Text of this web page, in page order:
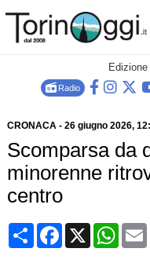
Radio
CRONACA- 26 giugno 2026,
Scomparsa da
minorenne
centro
CondividiFacebook
X